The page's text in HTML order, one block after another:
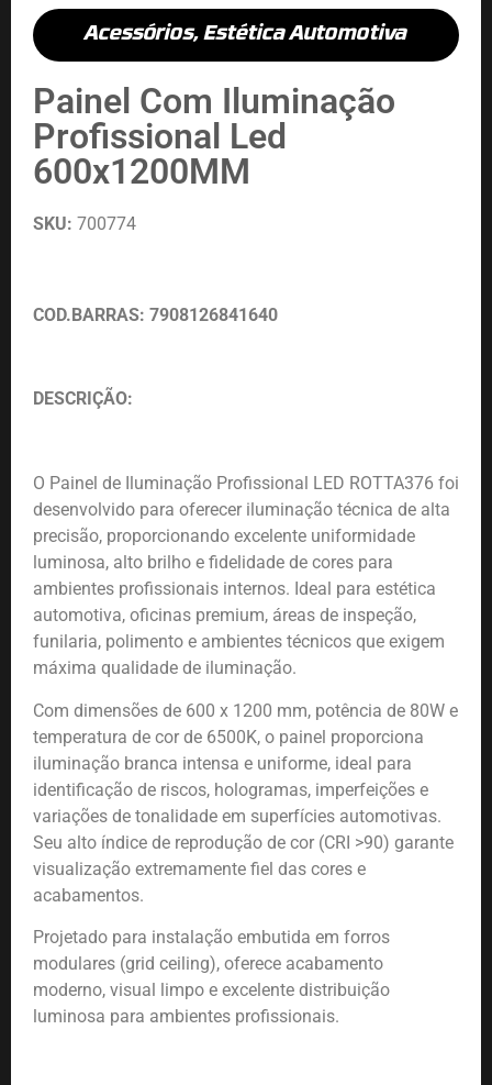
Acessórios,Estética Automotiva
Painel Com Iluminação
Profissional Led
600x1200MM
SKU: 700774
COD.BARRAS: 7908126841640
DESCRIÇÃO:
O Painel de Iluminação Profissional LED ROTTA376 foi
desenvolvido para oferecer iluminação técnica de alta
precisão, proporcionando excelente uniformidade
luminosa, alto brilho e fidelidade de cores para
ambientes profissionais internos. Ideal para estética
automotiva, oficinas premium, áreas de inspeção,
funilaria, polimento e ambientes técnicos que exigem
máxima qualidade de iluminação.
Com dimensões de 600 x 1200 mm, potência de 80W e
temperatura de cor de 6500K, o painel proporciona
iluminação branca intensa e uniforme, ideal para
identificação de riscos, hologramas, imperfeições e
variações de tonalidade em superfícies automotivas.
Seu alto índice de reprodução de cor (CRI >90) garante
visualização extremamente fiel das cores e
acabamentos.
Projetado para instalação embutida em forros
modulares (grid ceiling), oferece acabamento
moderno, visual limpo e excelente distribuição
luminosa para ambientes profissionais.